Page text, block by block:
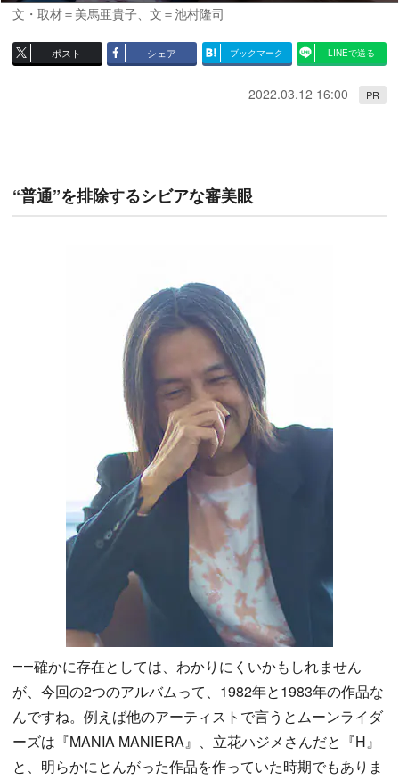
文・取材＝美馬亜貴子、 文＝池村隆司
ポスト シェア ブックマーク LINEで送る
2022.03.12 16:00 PR
“普通”を排除するシビアな審美眼
――確かに存在としては、わかりにくいかもしれません
が、今回の2つのアルバムって、1982年と1983年の作品な
んですね。例えば他のアーティストで言うとムーンライダ
ーズは『MANIA MANIERA』、立花ハジメさんだと『H』
と、明らかにとんがった作品を作っていた時期でもありま